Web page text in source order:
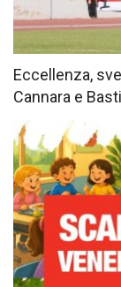
Eccellenza,
Cannara e